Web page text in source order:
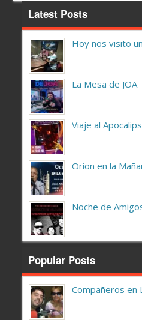
Latest Posts
Hoy nos visito
La Mesa de JOA
Viaje al
Orion en la
Noche de
Popular Posts
Compañeros en